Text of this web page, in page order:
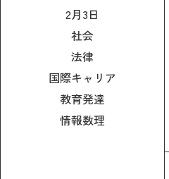
2月3日
社会
法律
国際キャリア
教育発達
情報数理